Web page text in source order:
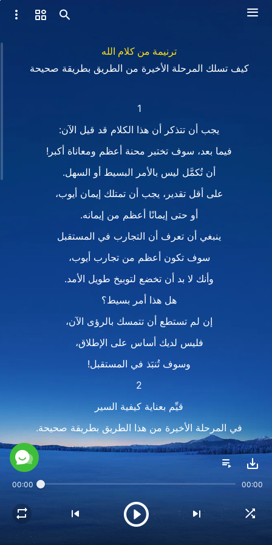
ترنيمة من كلام الله
كيف تسلك المرحلة الأخيرة من الطريق بطريقة صحيحة
1
يجب أن تتذكر أن هذا الكلام قد قيل الآن:
فيما بعد، سوف تختبر محنة أعظم ومعاناة أكبر!
أن تُكمَّل ليس بالأمر البسيط أو السهل.
على أقل تقدير، يجب أن تمتلك إيمان أيوب،
أو حتى إيمانًا أعظم من إيمانه.
ينبغي أن تعرف أن التجارب في المستقبل
سوف تكون أعظم من تجارب أيوب،
وأنك لا بد أن تخضع لتوبيخ طويل الأمد.
هل هذا أمر بسيط؟
إن لم تستطع أن تتمسك بالرؤى الآن،
فليس لديك أساس على الإطلاق،
وسوف تُنبَذ في المستقبل!
2
قيِّم بعناية كيفية السير
في المرحلة الأخيرة من هذا الطريق بطريقة صحيحة.
هذا هو الطريق الذي لا بد من سيره في المستقبل،
الطريق الذي يجب على كل الناس أن يسلكوه.
ولا تعتقد أن ما أقوله لك كله هباء.
سوف يأتي اليوم الذي تستفيد فيه منه كله حق الاستفادة؛
00:00 00:00